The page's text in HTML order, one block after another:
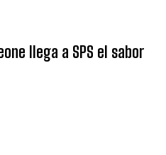
llega a SPS el sabor